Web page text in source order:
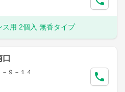
ス用 2個入 無香タイプ
９－１４